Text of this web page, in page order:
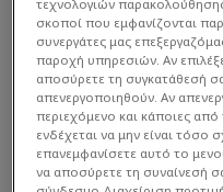
τεχνολογιών
σκοποί που εμφανίζονται
συνεργάτες μας
παροχή υπηρεσιών. Αν
αποσύρετε τη συγκατάθεσή
απενεργοποιηθούν. Αν
περιεχόμενο και κάποιες από
ενδέχεται να μην είναι τόσο
επανεμφανίσετε αυτό το
να αποσύρετε τη συναίνεσή